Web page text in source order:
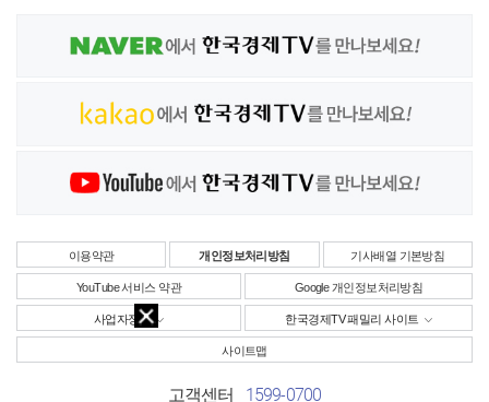
이용약관 개인정보처리방침 기사배열 기본방침
YouTube 서비스 약관 Google 개인정보처리방침
사업자정보 한국경제TV 패밀리 사이트
사이트맵
고객센터 1599-0700